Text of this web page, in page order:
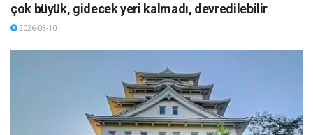
çok büyük, gidecek yeri kalmadı, devredilebilir
2026-03-10